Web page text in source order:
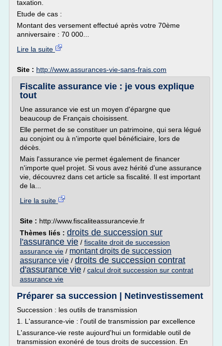
taxation.
Etude de cas :
Montant des versement effectué après votre 70ème
anniversaire : 70 000...
Lire la suite
Site : http://www.assurances-vie-sans-frais.com
Fiscalite assurance vie : je vous explique
tout
Une assurance vie est un moyen d'épargne que
beaucoup de Français choisissent.
Elle permet de se constituer un patrimoine, qui sera légué
au conjoint ou à n'importe quel bénéficiaire, lors de
décès.
Mais l'assurance vie permet également de financer
n'importe quel projet. Si vous avez hérité d'une assurance
vie, découvrez dans cet article sa fiscalité. Il est important
de la...
Lire la suite
Site : http://www.fiscaliteassurancevie.fr
Thèmes liés : droits de succession sur
l'assurance vie / fiscalite droit de succession
assurance vie / montant droits de succession
assurance vie / droits de succession contrat
d'assurance vie / calcul droit succession sur contrat
assurance vie
Préparer sa succession | Netinvestissement
Succession : les outils de transmission
1. L'assurance-vie : l'outil de transmission par excellence
L'assurance-vie reste aujourd'hui un formidable outil de
transmission exonéré de tous droits de succession. En